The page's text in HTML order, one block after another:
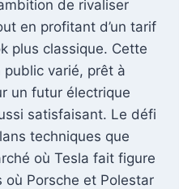
de rivaliser
en profitant d’un tarif
plus classique. Cette
varié, prêt à
un futur électrique
satisfaisant. Le défi
techniques que
où Tesla fait figure
où Porsche et Polestar